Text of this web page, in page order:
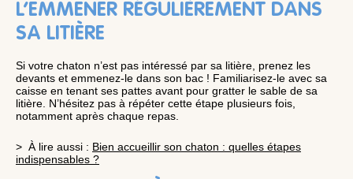
L’EMMENER RÉGULIÈREMENT DANS
SA LITIÈRE
Si votre chaton n’est pas intéressé par sa litière, prenez les
devants et emmenez-le dans son bac ! Familiarisez-le avec sa
caisse en tenant ses pattes avant pour gratter le sable de sa
litière. N’hésitez pas à répéter cette étape plusieurs fois,
notamment après chaque repas.
> À lire aussi : Bien accueillir son chaton : quelles étapes
indispensables ?